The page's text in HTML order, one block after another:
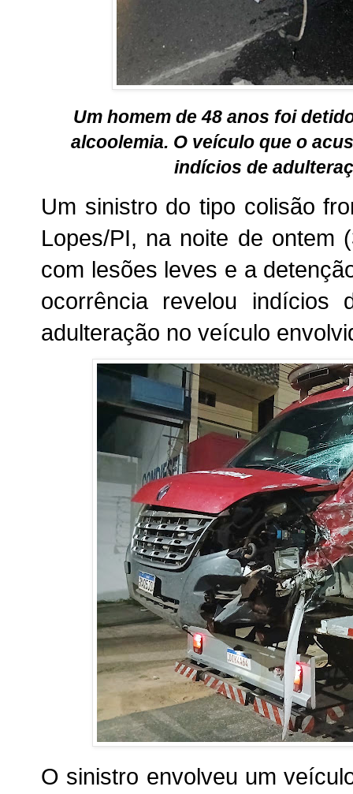
Um homem de 48 anos foi
alcoolemia. O veículo que o
indícios de
Um sinistro do tipo colisão
Lopes/PI, na noite de ontem
com lesões leves e a
ocorrência revelou indícios
adulteração no veículo
O sinistro envolveu um